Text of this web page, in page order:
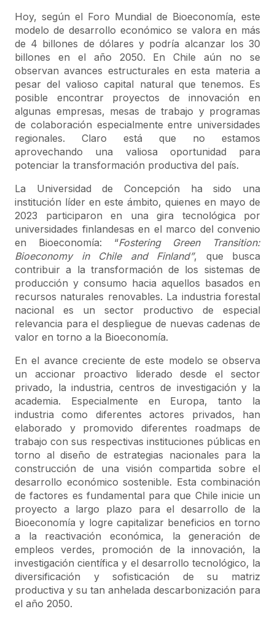
Hoy, según el Foro Mundial de Bioeconomía, este
modelo de desarrollo económico se valora en más
de 4 billones de dólares y podría alcanzar los 30
billones en el año 2050. En Chile aún no se
observan avances estructurales en esta materia a
pesar del valioso capital natural que tenemos. Es
posible encontrar proyectos de innovación en
algunas empresas, mesas de trabajo y programas
de colaboración especialmente entre universidades
regionales. Claro está que no estamos
aprovechando una valiosa oportunidad para
potenciar la transformación productiva del país.
La Universidad de Concepción ha sido una
institución líder en este ámbito, quienes en mayo de
2023 participaron en una gira tecnológica por
universidades finlandesas en el marco del convenio
en Bioeconomía: “Fostering Green Transition:
Bioeconomy in Chile and Finland”, que busca
contribuir a la transformación de los sistemas de
producción y consumo hacia aquellos basados en
recursos naturales renovables. La industria forestal
nacional es un sector productivo de especial
relevancia para el despliegue de nuevas cadenas de
valor en torno a la Bioeconomía.
En el avance creciente de este modelo se observa
un accionar proactivo liderado desde el sector
privado, la industria, centros de investigación y la
academia. Especialmente en Europa, tanto la
industria como diferentes actores privados, han
elaborado y promovido diferentes roadmaps de
trabajo con sus respectivas instituciones públicas en
torno al diseño de estrategias nacionales para la
construcción de una visión compartida sobre el
desarrollo económico sostenible. Esta combinación
de factores es fundamental para que Chile inicie un
proyecto a largo plazo para el desarrollo de la
Bioeconomía y logre capitalizar beneficios en torno
a la reactivación económica, la generación de
empleos verdes, promoción de la innovación, la
investigación científica y el desarrollo tecnológico, la
diversificación y sofisticación de su matriz
productiva y su tan anhelada descarbonización para
el año 2050.